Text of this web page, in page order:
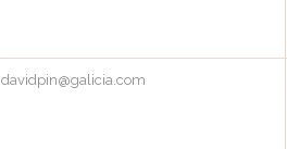
davidpin@galicia.com